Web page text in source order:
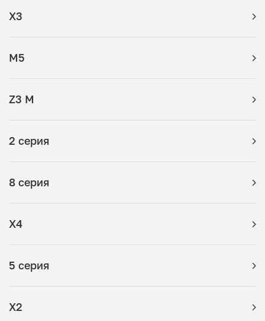
X3
M5
Z3 M
2 серия
8 серия
X4
5 серия
X2